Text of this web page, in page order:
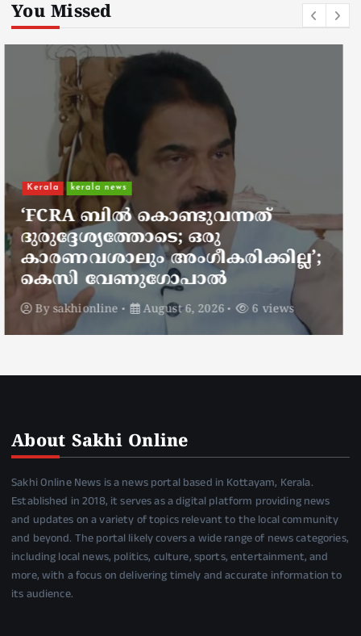
You Missed
Kerala kerala news
ചാലിശേരിയില്‍ സര്‍ക്കാര്‍
ജനകീയ ആരോഗ്യകേന്ദ്രത്തില്‍
നഴ്സിന് അണലിയുടെ കടിയേറ്റു;
അണലിയുടെ കടിയേറ്റത്
ഡ്യൂട്ടിക്കിടെ
Bysakhionline August 6, 2026 5 views
About Sakhi Online
Sakhi Online News is a news portal based in Kottayam, Kerala.
Established in 2018, it serves as a digital platform providing news
and updates on a variety of topics relevant to the local community
and beyond. The portal likely covers a wide range of news categories,
including local news, politics, culture, sports, entertainment, and
more, with a focus on delivering timely and accurate information to
its audience.